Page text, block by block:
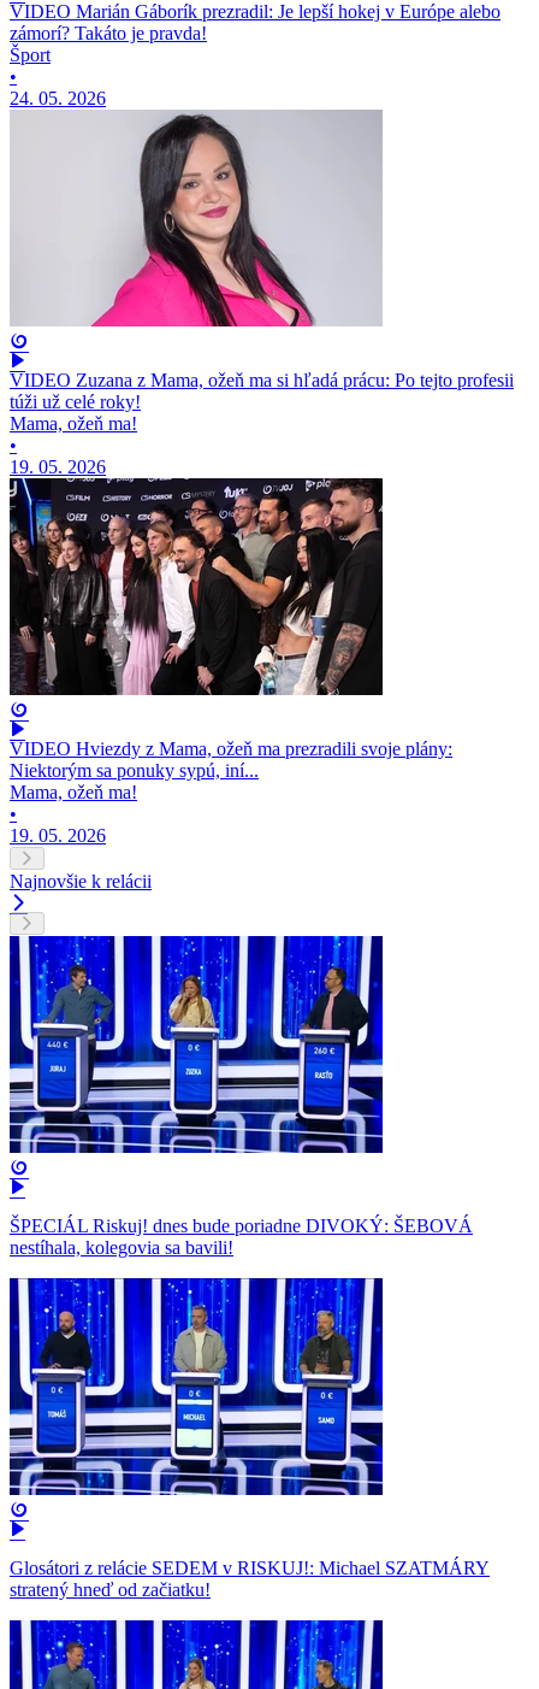
VIDEO Marián Gáborík prezradil: Je lepší hokej v Európe alebo
zámorí? Takáto je pravda!
Šport
•
24. 05. 2026
VIDEO Zuzana z Mama, ožeň ma si hľadá prácu: Po tejto profesii
túži už celé roky!
Mama, ožeň ma!
•
19. 05. 2026
VIDEO Hviezdy z Mama, ožeň ma prezradili svoje plány:
Niektorým sa ponuky sypú, iní...
Mama, ožeň ma!
•
19. 05. 2026
Najnovšie k relácii
ŠPECIÁL Riskuj! dnes bude poriadne DIVOKÝ: ŠEBOVÁ
nestíhala, kolegovia sa bavili!
Glosátori z relácie SEDEM v RISKUJ!: Michael SZATMÁRY
stratený hneď od začiatku!